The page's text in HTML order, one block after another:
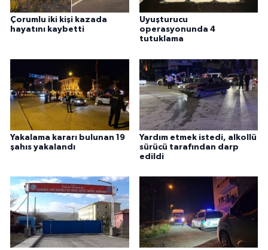
Çorumlu iki kişi kazada
hayatını kaybetti
Uyuşturucu
operasyonunda 4
tutuklama
Yakalama kararı bulunan 19
şahıs yakalandı
Yardım etmek istedi, alkollü
sürücü tarafından darp
edildi